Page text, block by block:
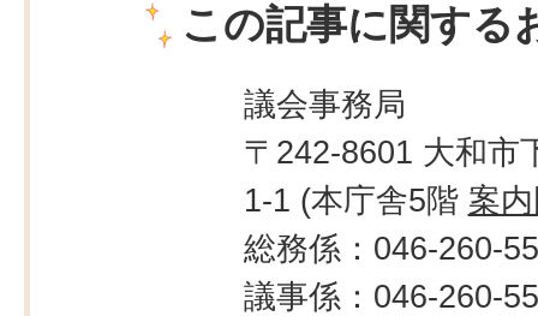
この記事に関する
議会事務局
〒242-8601 大和市
1-1 (本庁舎5階 案
総務係：046-260-
議事係：046-260-